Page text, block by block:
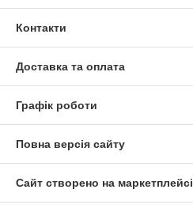
Контакти
Доставка та оплата
Графік роботи
Повна версія сайту
Сайт створено на маркетплейсі